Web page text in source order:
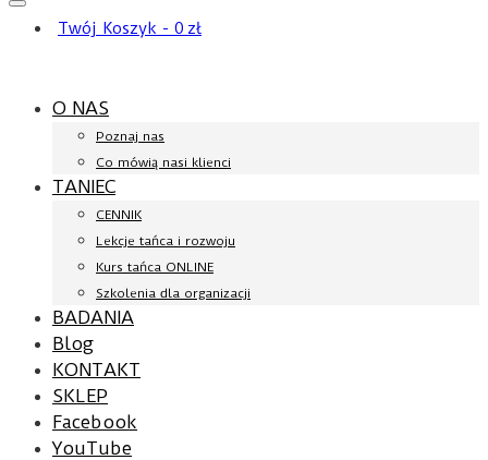
Twój Koszyk - 0 zł
O NAS
Poznaj nas
Co mówią nasi klienci
TANIEC
CENNIK
Lekcje tańca i rozwoju
Kurs tańca ONLINE
Szkolenia dla organizacji
BADANIA
Blog
KONTAKT
SKLEP
Facebook
YouTube